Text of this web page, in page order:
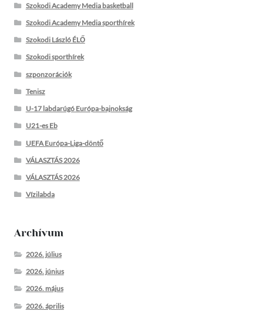
Szokodi Academy Media basketball
Szokodi Academy Media sporthírek
Szokodi László ÉLŐ
Szokodi sporthírek
szponzorációk
Tenisz
U-17 labdarúgó Európa-bajnokság
U21-es Eb
UEFA Európa-Liga-döntő
VÁLASZTÁS 2026
VÁLASZTÁS 2026
Vízilabda
Archívum
2026. július
2026. június
2026. május
2026. április